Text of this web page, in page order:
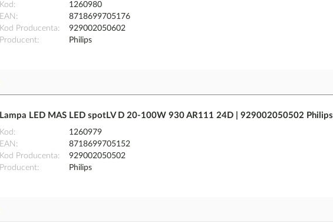
Kod
1260980
EAN
8718699705176
Kod Producenta
929002050602
Producent
Philips
Lampa LED MAS LED spotLV D 20-100W 930 AR111 24D | 929002050502 Philips
Kod
1260979
EAN
8718699705152
Kod Producenta
929002050502
Producent
Philips